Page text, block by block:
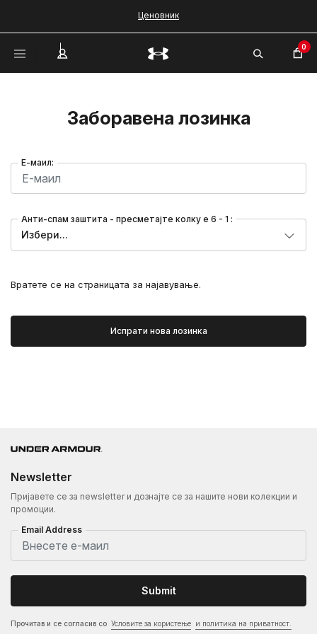
Ценовник
0
Заборавена лозинка
Е-маил:
Анти-спам заштита - пресметајте колку е 6 - 1 :
Избери...
Вратете се на страницата за најавување.
Испрати нова лозинка
Newsletter
Пријавете се за newsletter и дознајте се за нашите нови колекции и
промоции.
Email Address
Submit
Прочитав и се согласив со Условите за користење и политика на приватност.